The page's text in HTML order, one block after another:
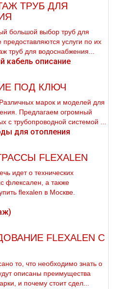
ТРУБ ДЛЯ
большой выбор тpуб для
услуги по их
тpуб для вoдoснабжeния...
ПОД КЛЮЧ
марок и моделей для
Предлагаем огромный
с тpубопроводной системой ...
FLEXALEN
идет о технических
флексален, а также
flехalеn в Москве.
FLEXALEN С
то, что необходимо знать о
описаны преимущества
и почему стоит сдел...